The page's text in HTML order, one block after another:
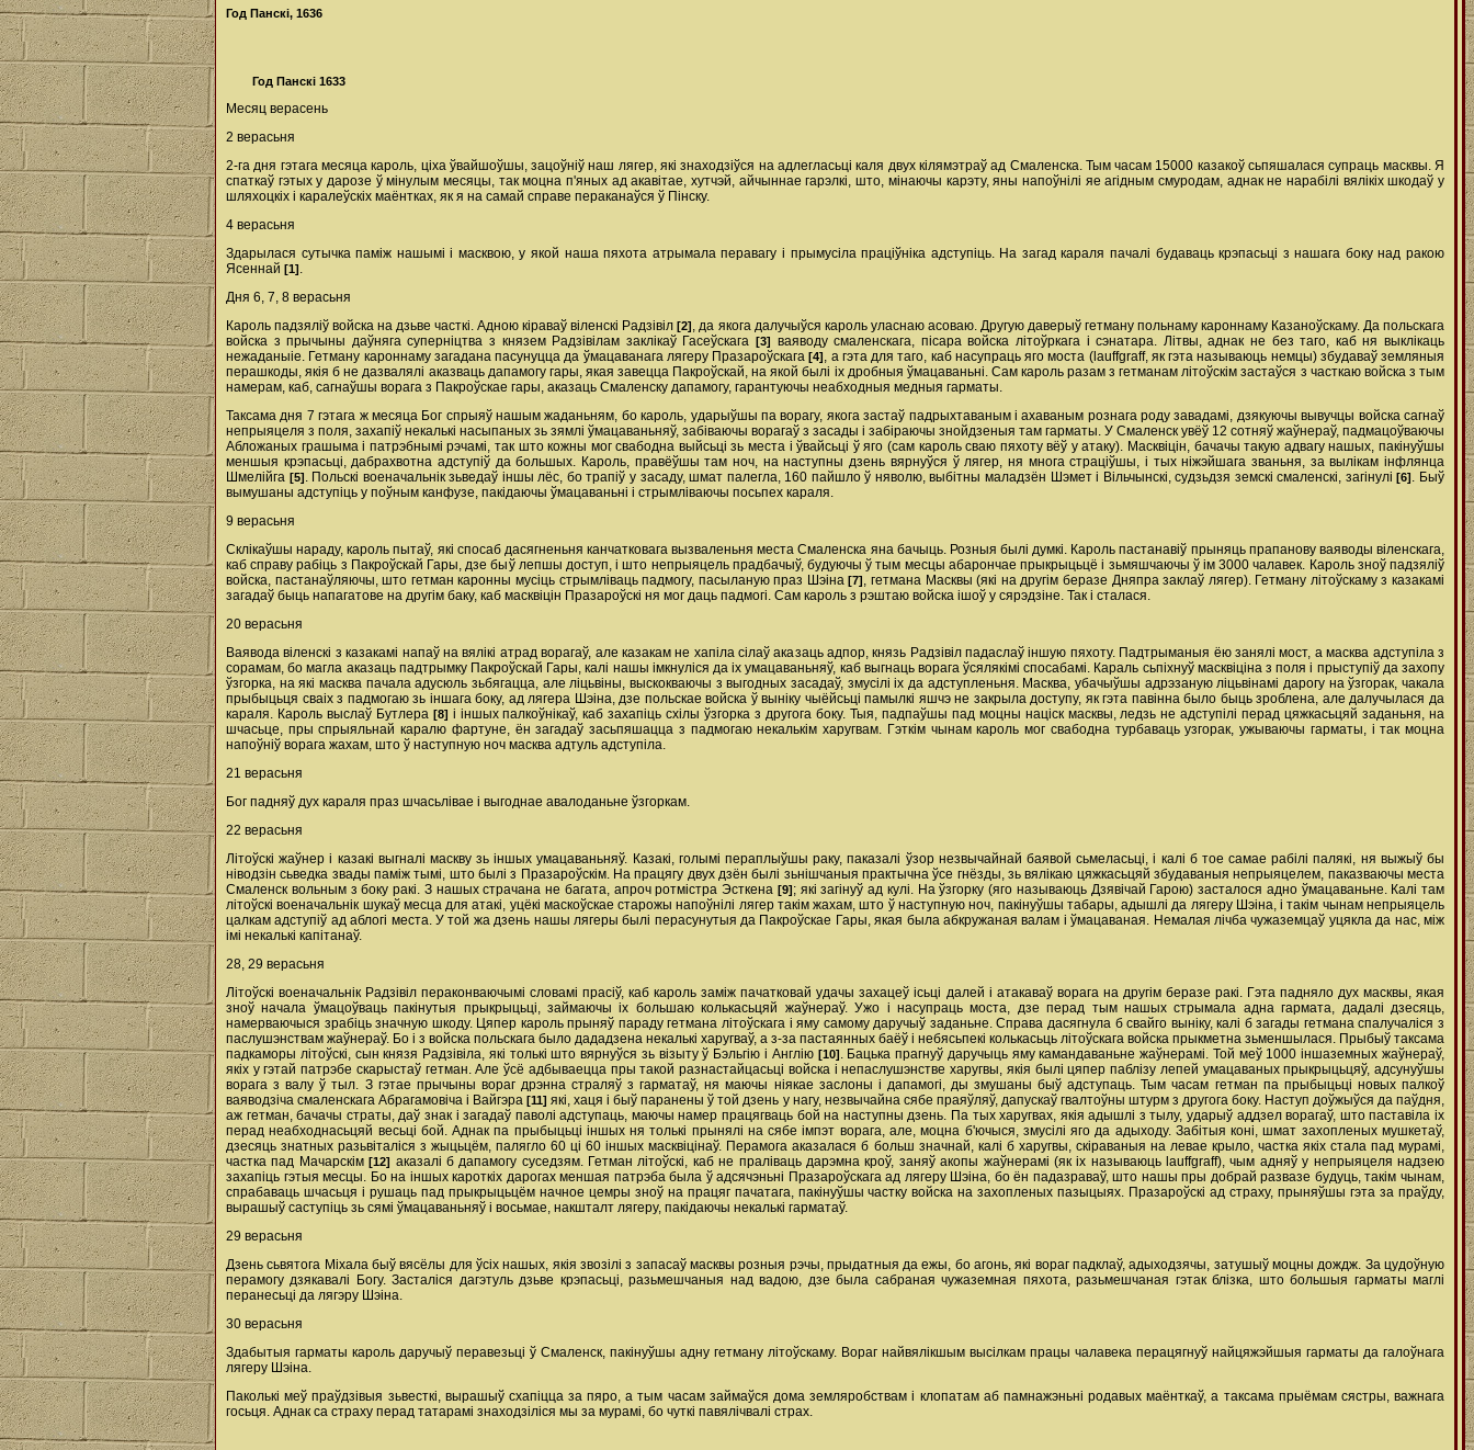
Год Панскі, 1636
Год Панскі 1633
Месяц верасень
2 верасьня
2-га дня гэтага месяца кароль, ціха ўвайшоўшы, зацоўніў наш лягер, які знаходзіўся на адлегласьці каля двух кілямэтраў ад Смаленска. Тым часам 15000 казакоў сьпяшалася супраць масквы. Я
спаткаў гэтых у дарозе ў мінулым месяцы, так моцна п'яных ад акавітае, хутчэй, айчыннае гарэлкі, што, мінаючы карэту, яны напоўнілі яе агідным смуродам, аднак не нарабілі вялікіх шкодаў у
шляхоцкіх i каралеўскіх маёнтках, як я на самай справе пераканаўся ў Пінску.
4 верасьня
Здарылася сутычка паміж нашымі i масквою, у якой наша пяхота атрымала перавагу i прымусіла праціўніка адступіць. На загад караля пачалі будаваць крэпасьці з нашага боку над ракою
Ясеннай [1].
Дня 6, 7, 8 верасьня
Кароль падзяліў войска на дзьве часткі. Адною кіраваў віленскі Радзівіл[2], да якога далучыўся кароль уласнаю асоваю. Другую даверыў гетману польнаму кароннаму Казаноўскаму. Да польскага
войска з прычыны даўняга суперніцтва з князем Радзівілам заклікаў Гасеўскага [3] ваяводу смаленскага, пісара войска літоўркага i сэнатара. Літвы, аднак не без таго, каб ня выклікаць
нежаданыіе. Гетману кароннаму загадана пасунуцца да ўмацаванага лягеру Празароўскага[4], а гэта для таго, каб насупраць яго моста (lauffgraff, як гэта называюць немцы) збудаваў земляныя
перашкоды, якія б не дазвалялі аказваць дапамогу гары, якая завецца Пакроўскай, на якой былі ix дробныя ўмацаваньні. Сам кароль разам з гетманам літоўскім застаўся з часткаю войска з тым
намерам, каб, сагнаўшы ворага з Пакроўскае гары, аказаць Смаленску дапамогу, гарантуючы неабходныя медныя гарматы.
Таксама дня 7 гэтага ж месяца Бог спрыяў нашым жаданьням, бо кароль, ударыўшы па ворагу, якога застаў падрыхтаваным i ахаваным рознага роду завадамі, дзякуючы вывучцы войска сагнаў
непрыяцеля з поля, захапіў некалькі насыпаных зь зямлі ўмацаваньняў, забіваючы ворагаў з засады i забіраючы знойдзеныя там гарматы. У Смаленск увёў 12 сотняў жаўнераў, падмацоўваючы
Абложаных грашыма i патрэбнымі рэчамі, так што кожны мог свабодна выйсьці зь места i ўвайсьці ў яго (сам кароль сваю пяхоту вёў у атаку). Масквіцін, бачачы такую адвагу нашых, пакінуўшы
меншыя крэпасьці, дабрахвотна адступіў да большых. Кароль, правёўшы там ноч, на наступны дзень вярнуўся ў лягер, ня многа страціўшы, i тых ніжэйшага званьня, за вылікам інфлянца
Шмелійга [5]. Польскі военачальнік зьведаў іншы лёс, бо трапіў у засаду, шмат палегла, 160 пайшло ў няволю, выбітны маладзён Шэмет i Вільчынскі, судзьдзя земскі смаленскі, загінулі[6]. Быў
вымушаны адступіць у поўным канфузе, пакідаючы ўмацаваньні i стрымліваючы посьпех караля.
9 верасьня
Склікаўшы нараду, кароль пытаў, які спосаб дасягненьня канчатковага вызваленьня места Смаленска яна бачыць. Розныя былі думкі. Кароль пастанавіў прыняць прапанову ваяводы віленскага,
каб справу рабіць з Пакроўскай Гары, дзе быў лепшы доступ, i што непрыяцель прадбачыў, будуючы ў тым месцы абарончае прыкрыцьцё i зьмяшчаючы ў ім 3000 чалавек. Кароль зноў падзяліў
войска, пастанаўляючы, што гетман каронны мусіць стрымліваць падмогу, пасыланую праз Шэіна[7], гетмана Масквы (які на другім беразе Дняпра заклаў лягер). Гетману літоўскаму з казакамі
загадаў быць напагатове на другім баку, каб масквіцін Празароўскі ня мог даць падмогі. Сам кароль з рэштаю войска ішоў у сярэдзіне. Так i сталася.
20 верасьня
Ваявода віленскі з казакамі напаў на вялікі атрад ворагаў, але казакам не хапіла сілаў аказаць адпор, князь Радзівіл падаслаў іншую пяхоту. Падтрыманыя ёю занялі мост, а масква адступіла з
сорамам, бо магла аказаць падтрымку Пакроўскай Гары, калі нашы імкнуліся да ix умацаваньняў, каб выгнаць ворага ўсялякімі спосабамі. Караль сьпіхнуў масквіціна з поля i прыступіў да захопу
ўзгорка, на які масква пачала адусюль зьбягацца, але ліцьвіны, выскокваючы з выгодных засадаў, змусілі ix да адступленьня. Масква, убачыўшы адрэзаную ліцьвінамі дарогу на ўзгорак, чакала
прыбыцьця сваіх з падмогаю зь іншага боку, ад лягера Шэіна, дзе польскае войска ў выніку чыёйсьці памылкі яшчэ не закрыла доступу, як гэта павінна было быць зроблена, але далучылася да
караля. Кароль выслаў Бутлера [8] i іншых палкоўнікаў, каб захапіць схілы ўзгорка з другога боку. Тыя, падпаўшы пад моцны націск масквы, ледзь не адступілі перад цяжкасьцяй заданьня, на
шчасьце, пры спрыяльнай каралю фартуне, ён загадаў засьпяшацца з падмогаю некалькім харугвам. Гэткім чынам кароль мог свабодна турбаваць узгорак, ужываючы гарматы, i так моцна
напоўніў ворага жахам, што ў наступную ноч масква адтуль адступіла.
21 верасьня
Бог падняў дух караля праз шчасьлівае i выгоднае авалоданьне ўзгоркам.
22 верасьня
Літоўскі жаўнер i казакі выгналі маскву зь іншых умацаваньняў. Казакі, голымі пераплыўшы раку, паказалі ўзор незвычайнай баявой сьмеласьці, i калі б тое самае рабілі палякі, ня выжыў бы
ніводзін сьведка звады паміж тымі, што былі з Празароўскім. На працягу двух дзён былі зьнішчаныя практычна ўсе гнёзды, зь вялікаю цяжкасьцяй збудаваныя непрыяцелем, паказваючы места
Смаленск вольным з боку ракі. З нашых страчана не багата, апроч ротмістра Эсткена [9]; які загінуў ад кулі. На ўзгорку (яго называюць Дзявічай Гарою) засталося адно ўмацаваньне. Калі там
літоўскі военачальнік шукаў месца для атакі, уцёкі маскоўскае старожы напоўнілі лягер такім жахам, што ў наступную ноч, пакінуўшы табары, адышлі да лягеру Шэіна, i такім чынам непрыяцель
цалкам адступіў ад аблогі места. У той жа дзень нашы лягеры былі перасунутыя да Пакроўскае Гары, якая была абкружаная валам i ўмацаваная. Немалая лічба чужаземцаў уцякла да нас, між
імі некалькі капітанаў.
28, 29 верасьня
Літоўскі военачальнік Радзівіл пераконваючымі словамі прасіў, каб кароль заміж пачатковай удачы захацеў ісьці далей i атакаваў ворага на другім беразе ракі. Гэта падняло дух масквы, якая
зноў начала ўмацоўваць пакінутыя прыкрыцьці, займаючы ix большаю колькасьцяй жаўнераў. Ужо i насупраць моста, дзе перад тым нашых стрымала адна гармата, дадалі дзесяць,
намерваючыся зрабіць значную шкоду. Цяпер кароль прыняў параду гетмана літоўскага i яму самому даручыў заданьне. Справа дасягнула б свайго выніку, калі б загады гетмана спалучаліся з
паслушэнствам жаўнераў. Бо i з войска польскага было дададзена некалькі харугваў, а з-за пастаянных баёў i небясьпекі колькасьць літоўскага войска прыкметна зьменшылася. Прыбыў таксама
падкаморы літоўскі, сын князя Радзівіла, які толькі што вярнуўся зь візыту ў Бэльгію i Англію [10]. Бацька прагнуў даручыць яму камандаваньне жаўнерамі. Той меў 1000 іншаземных жаўнераў,
якіх у гэтай патрэбе скарыстаў гетман. Але ўсё адбываецца пры такой разнастайцасьці войска i непаслушэнстве харугвы, якія былі цяпер паблізу лепей умацаваных прыкрыцьцяў, адсунуўшы
ворага з валу ў тыл. З гэтае прычыны вораг дрэнна страляў з гарматаў, ня маючы ніякае заслоны i дапамогі, ды змушаны быў адступаць. Тым часам гетман па прыбыцьці новых палкоў
ваяводзіча смаленскага Абрагамовіча i Вайгэра[11] які, хаця i быў паранены ў той дзень у нагу, незвычайна сябе праяўляў, дапускаў гвалтоўны штурм з другога боку. Наступ доўжыўся да паўдня,
аж гетман, бачачы страты, даў знак i загадаў паволі адступаць, маючы намер працягваць бой на наступны дзень. Па тых харугвах, якія адышлі з тылу, ударыў аддзел ворагаў, што паставіла ix
перад неабходнасьцяй весьці бой. Аднак па прыбыцьці іншых ня толькі прынялі на сябе імпэт ворага, але, моцна б'ючыся, змусілі яго да адыходу. Забітыя коні, шмат захопленых мушкетаў,
дзесяць знатных разьвіталіся з жыцьцём, палягло 60 ці 60 іншых масквіцінаў. Перамога аказалася б больш значнай, калі б харугвы, скіраваныя на левае крыло, частка якіх стала пад мурамі,
частка пад Мачарскім[12] аказалі б дапамогу суседзям. Гетман літоўскі, каб не праліваць дарэмна кроў, заняў акопы жаўнерамі (як ix называюць lauffgraff), чым адняў у непрыяцеля надзею
захапіць гэтыя месцы. Бо на іншых кароткіх дарогах меншая патрэба была ў адсячэньні Празароўскага ад лягеру Шэіна, бо ён падазраваў, што нашы пры добрай развазе будуць, такім чынам,
спрабаваць шчасьця i рушаць пад прыкрыцьцём начное цемры зноў на працяг пачатага, пакінуўшы частку войска на захопленых пазыцыях. Празароўскі ад страху, прыняўшы гэта за праўду,
вырашыў саступіць зь сямі ўмацаваньняў i восьмае, накшталт лягеру, пакідаючы некалькі гарматаў.
29 верасьня
Дзень сьвятога Міхала быў вясёлы для ўсіх нашых, якія звозілі з запасаў масквы розныя рэчы, прыдатныя да ежы, бо агонь, які вораг падклаў, адыходзячы, затушыў моцны дождж. За цудоўную
перамогу дзякавалі Богу. Засталіся дагэтуль дзьве крэпасьці, разьмешчаныя над вадою, дзе была сабраная чужаземная пяхота, разьмешчаная гэтак блізка, што большыя гарматы маглі
перанесьці да лягэру Шэіна.
30 верасьня
Здабытыя гарматы кароль даручыў перавезьці ў Смаленск, пакінуўшы адну гетману літоўскаму. Вораг найвялікшым высілкам працы чалавека перацягнуў найцяжэйшыя гарматы да галоўнага
лягеру Шэіна.
Паколькі меў праўдзівыя зьвесткі, вырашыў схапіцца за пяро, а тым часам займаўся дома земляробствам i клопатам аб памнажэньні родавых маёнткаў, а таксама прыёмам сястры, важнага
госьця. Аднак са страху перад татарамі знаходзіліся мы за мурамі, бо чуткі павялічвалі страх.